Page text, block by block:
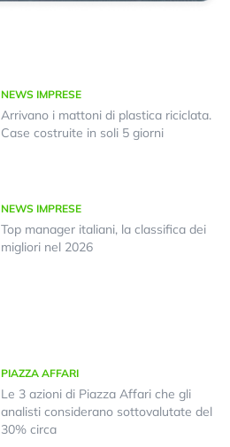
NEWS IMPRESE
Arrivano i mattoni di plastica riciclata.
Case costruite in soli 5 giorni
NEWS IMPRESE
Top manager italiani, la classifica dei
migliori nel 2026
PIAZZA AFFARI
Le 3 azioni di Piazza Affari che gli
analisti considerano sottovalutate del
30% circa